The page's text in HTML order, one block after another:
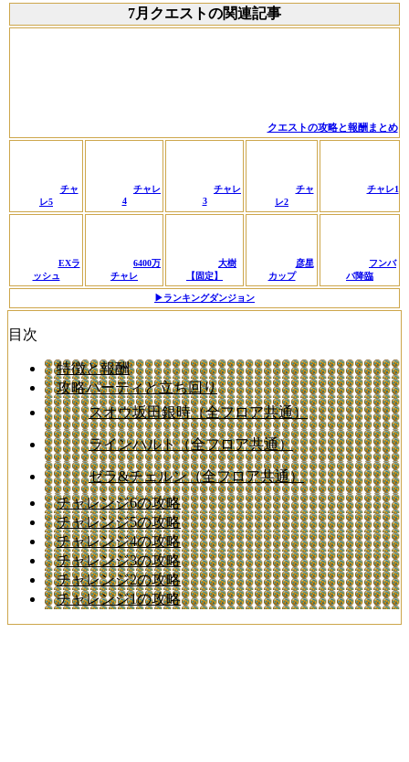
7月クエストの関連記事
クエストの攻略と報酬まとめ
チャ
レ5
チャレ
4
チャレ
3
チャ
レ2
チャレ1
EXラ
ッシュ
6400万
チャレ
大樹
【固定】
彦星
カップ
フンバ
バ降臨
▶︎ランキングダンジョン
目次
特徴と報酬
攻略パーティと立ち回り
スオウ坂田銀時（全フロア共通）
ラインハルト（全フロア共通）
ゼラ&チェルン（全フロア共通）
チャレンジ6の攻略
チャレンジ5の攻略
チャレンジ4の攻略
チャレンジ3の攻略
チャレンジ2の攻略
チャレンジ1の攻略